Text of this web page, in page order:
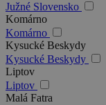
Južné Slovensko
Komárno
Komárno
Kysucké Beskydy
Kysucké Beskydy
Liptov
Liptov
Malá Fatra